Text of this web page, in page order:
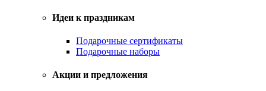
Идеи к праздникам
Подарочные сертификаты
Подарочные наборы
Акции и предложения